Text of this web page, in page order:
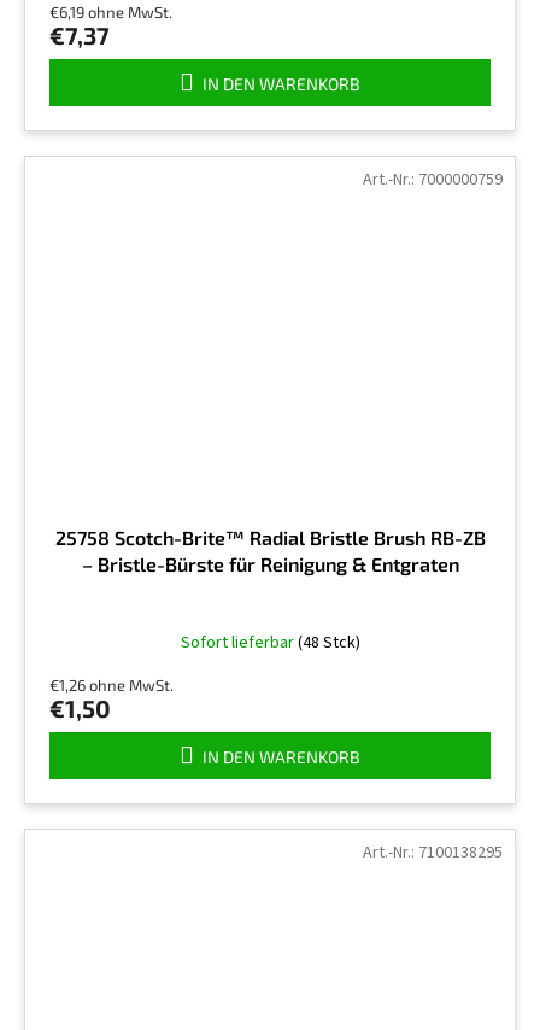
€6,19 ohne MwSt.
€7,37
IN DEN WARENKORB
25758 Scotch-Brite™ Radial Bristle Brush RB-ZB
– Bristle-Bürste für Reinigung & Entgraten
Sofort lieferbar(48 Stck)
€1,26 ohne MwSt.
€1,50
IN DEN WARENKORB
Art.-Nr.: 7000000759
Art.-Nr.: 7100138295